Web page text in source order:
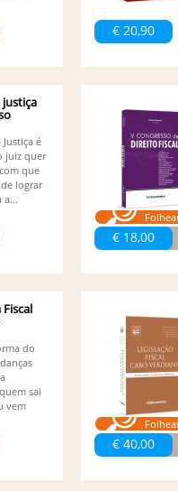
€ 20,90
justiça
é
juiz quer
que
lograr
a...
€ 18,00
Fiscal
do
sai
vem
€ 40,00